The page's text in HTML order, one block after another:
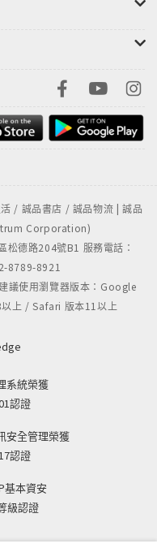
/ 誠品書店 / 誠品物流 | 誠品
Corporation)
德路204號B1 服務電話：
8789-8921
議使用瀏覽器版本：Google
上 / Safari 版本11以上
系統榮獲
認證
安全管理榮獲
認證
基本資安
級認證